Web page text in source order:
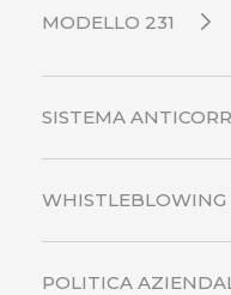
MODELLO 231
SISTEMA
WHISTLEBLOWING
POLITICA